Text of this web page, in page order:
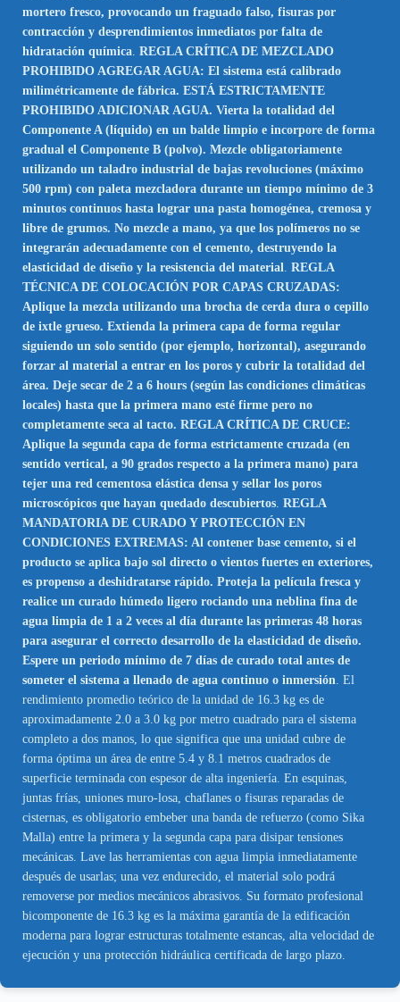
mortero fresco, provocando un fraguado falso, fisuras por
contracción y desprendimientos inmediatos por falta de
hidratación química REGLA CRÍTICA DE MEZCLADO
PROHIBIDO AGREGAR AGUA: El sistema está calibrado
milimétricamente de fábrica. ESTÁ ESTRICTAMENTE
PROHIBIDO ADICIONAR AGUA. Vierta la totalidad del
Componente A (líquido) en un balde limpio e incorpore de forma
gradual el Componente B (polvo). Mezcle obligatoriamente
utilizando un taladro industrial de bajas revoluciones (máximo
500 rpm) con paleta mezcladora durante un tiempo mínimo de 3
minutos continuos hasta lograr una pasta homogénea, cremosa y
libre de grumos. No mezcle a mano, ya que los polímeros no se
integrarán adecuadamente con el cemento, destruyendo la
elasticidad de diseño y la resistencia del material
REGLA
TÉCNICA DE COLOCACIÓN POR CAPAS CRUZADAS:
Aplique la mezcla utilizando una brocha de cerda dura o cepillo
de ixtle grueso. Extienda la primera capa de forma regular
siguiendo un solo sentido (por ejemplo, horizontal), asegurando
forzar al material a entrar en los poros y cubrir la totalidad del
área. Deje secar de 2 a 6 hours (según las condiciones climáticas
locales) hasta que la primera mano esté firme pero no
completamente seca al tacto. REGLA CRÍTICA DE CRUCE:
Aplique la segunda capa de forma estrictamente cruzada (en
sentido vertical, a 90 grados respecto a la primera mano) para
tejer una red cementosa elástica densa y sellar los poros
microscópicos que hayan quedado descubiertos REGLA
MANDATORIA DE CURADO Y PROTECCIÓN EN
CONDICIONES EXTREMAS: Al contener base cemento, si el
producto se aplica bajo sol directo o vientos fuertes en exteriores,
es propenso a deshidratarse rápido. Proteja la película fresca y
realice un curado húmedo ligero rociando una neblina fina de
agua limpia de 1 a 2 veces al día durante las primeras 48 horas
para asegurar el correcto desarrollo de la elasticidad de diseño.
Espere un periodo mínimo de 7 días de curado total antes de
someter el sistema a llenado de agua continuo o inmersión . El
rendimiento promedio teórico de la unidad de 16.3 kg es de
aproximadamente 2.0 a 3.0 kg por metro cuadrado para el sistema
completo a dos manos, lo que significa que una unidad cubre de
forma óptima un área de entre 5.4 y 8.1 metros cuadrados de
superficie terminada con espesor de alta ingeniería. En esquinas,
juntas frías, uniones muro-losa, chaflanes o fisuras reparadas de
cisternas, es obligatorio embeber una banda de refuerzo (como Sika
Malla) entre la primera y la segunda capa para disipar tensiones
mecánicas. Lave las herramientas con agua limpia inmediatamente
después de usarlas; una vez endurecido, el material solo podrá
removerse por medios mecánicos abrasivos. Su formato profesional
bicomponente de 16.3 kg es la máxima garantía de la edificación
moderna para lograr estructuras totalmente estancas, alta velocidad de
ejecución y una protección hidráulica certificada de largo plazo.